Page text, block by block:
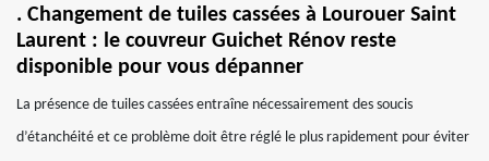
. Changement de tuiles cassées à Lourouer Saint
Laurent : le couvreur Guichet Rénov reste
disponible pour vous dépanner
La présence de tuiles cassées entraîne nécessairement des soucis
d’étanchéité et ce problème doit être réglé le plus rapidement pour éviter